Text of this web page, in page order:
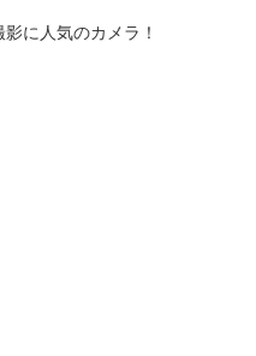
影に人気のカメラ！